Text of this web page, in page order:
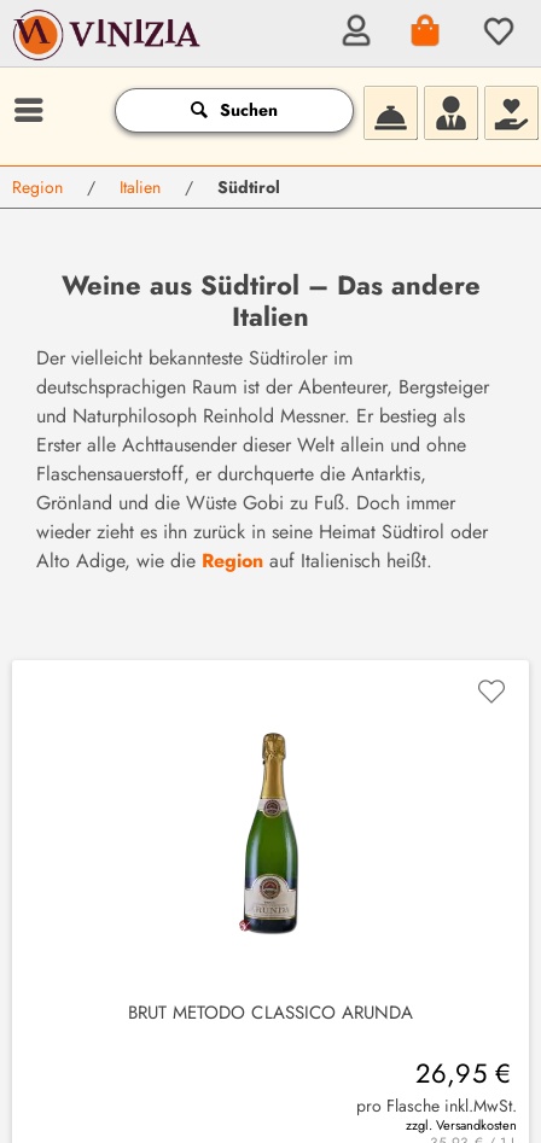
Suchen
Region / Italien / Südtirol
Weine aus Südtirol – Das andere
Italien
Der vielleicht bekannteste Südtiroler im
deutschsprachigen Raum ist der Abenteurer, Bergsteiger
und Naturphilosoph Reinhold Messner. Er bestieg als
Erster alle Achttausender dieser Welt allein und ohne
Flaschensauerstoff, er durchquerte die Antarktis,
Grönland und die Wüste Gobi zu Fuß. Doch immer
wieder zieht es ihn zurück in seine Heimat Südtirol oder
Alto Adige, wie die Region auf Italienisch heißt.
BRUT METODO CLASSICO ARUNDA
26,95 €
pro Flasche inkl.MwSt.
zzgl. Versandkosten